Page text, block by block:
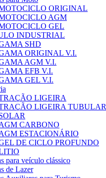
ORIGINAL
AGM
GEL
INDUSTRIAL
SHD
ORIGINAL V.I.
AGM V.I.
EFB V.I.
GEL V.I.
LIGEIRA
LIGEIRA TUBULAR
CARBONO
ESTACIONÁRIO
DE CICLO PROFUNDO
para veículo clássico
de Lazer